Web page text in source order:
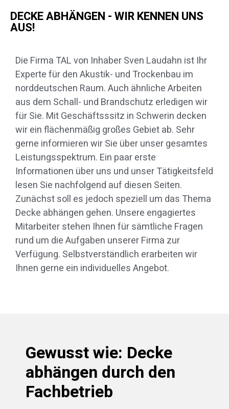
DECKE ABHÄNGEN - WIR KENNEN UNS
AUS!
Die Firma TAL von Inhaber Sven Laudahn ist Ihr
Experte für den Akustik- und Trockenbau im
norddeutschen Raum. Auch ähnliche Arbeiten
aus dem Schall- und Brandschutz erledigen wir
für Sie. Mit Geschäftsssitz in Schwerin decken
wir ein flächenmäßig großes Gebiet ab. Sehr
gerne informieren wir Sie über unser gesamtes
Leistungsspektrum. Ein paar erste
Informationen über uns und unser Tätigkeitsfeld
lesen Sie nachfolgend auf diesen Seiten.
Zunächst soll es jedoch speziell um das Thema
Decke abhängen gehen. Unsere engagiertes
Mitarbeiter stehen Ihnen für sämtliche Fragen
rund um die Aufgaben unserer Firma zur
Verfügung. Selbstverständlich erarbeiten wir
Ihnen gerne ein individuelles Angebot.
Gewusst wie: Decke
abhängen durch den
Fachbetrieb